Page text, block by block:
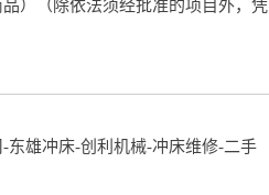
）（除依法须经批准的项目外，
雄冲床-创利机械-冲床维修-二手